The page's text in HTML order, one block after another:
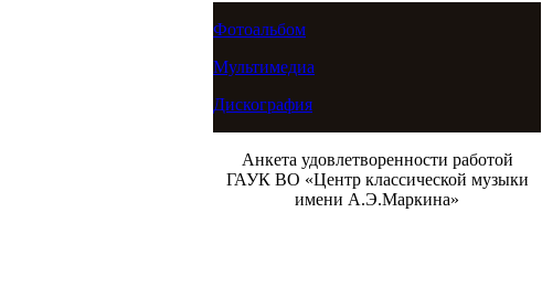
Фотоальбом
Мультимедиа
Дискография
Анкета удовлетворенности работой
ГАУК ВО «Центр классической музыки
имени А.Э.Маркина»